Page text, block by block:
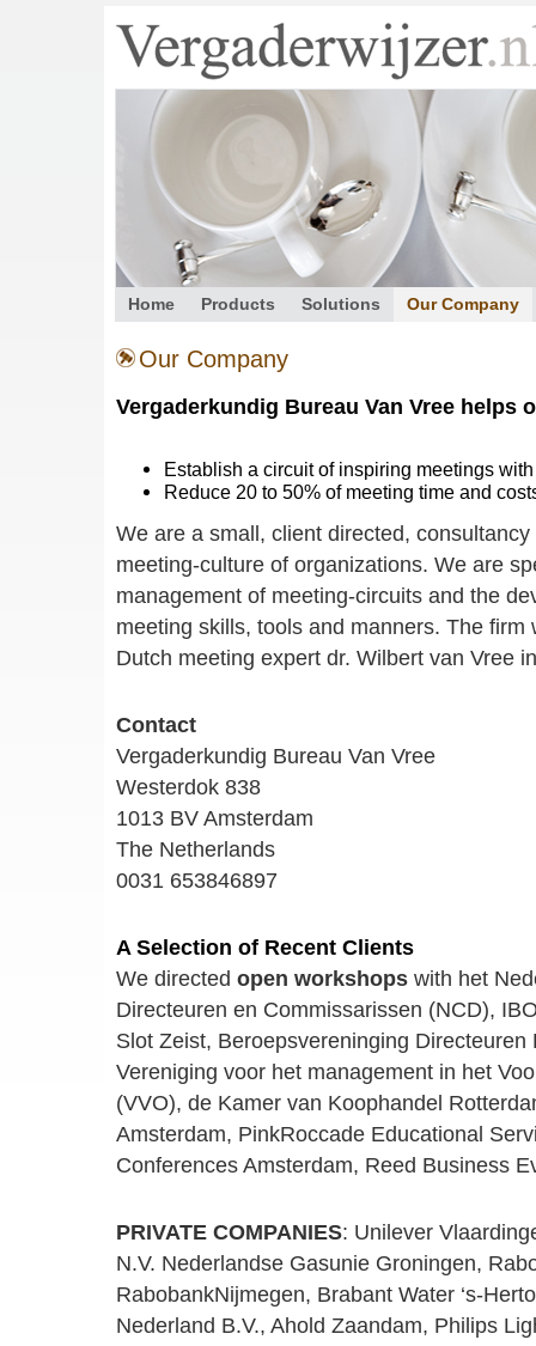
Home Products Solutions Our Company
Our Company
Vergaderkundig Bureau Van Vree helps
Establish a circuit of inspiring meetings
Reduce 20 to 50% of meeting time and
We are a small, client directed,
meeting-culture of organizations. We are
management of meeting-circuits and the
meeting skills, tools and manners. The firm
Dutch meeting expert dr. Wilbert van Vree
Contact
Vergaderkundig Bureau Van Vree
Westerdok 838
1013 BV Amsterdam
The Netherlands
0031 653846897
A Selection of Recent Clients
We directed open workshops with het
Directeuren en Commissarissen (NCD),
Slot Zeist, Beroepsvereninging Directeuren
Vereniging voor het management in het
(VVO), de Kamer van Koophandel
Amsterdam, PinkRoccade Educational
Conferences Amsterdam, Reed Business
PRIVATE COMPANIES: Unilever
N.V. Nederlandse Gasunie Groningen,
RabobankNijmegen, Brabant Water ‘s-
Nederland B.V., Ahold Zaandam, Philips